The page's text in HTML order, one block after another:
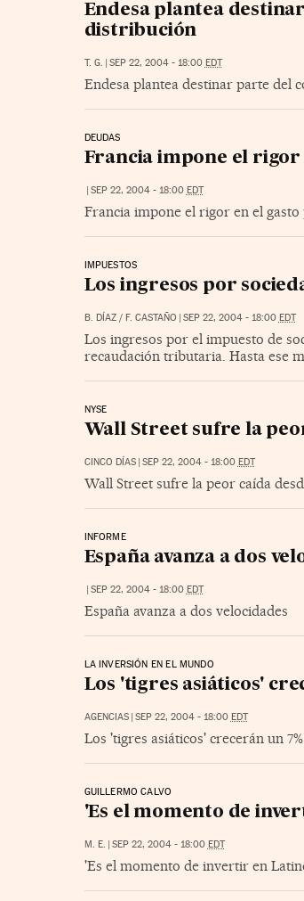
Endesa plantea
distribución
T. G. | SEP 22, 2004 - 18:00 EDT
Endesa plantea destinar parte del
DEUDAS
Francia impone el
| SEP 22, 2004 - 18:00 EDT
Francia impone el rigor en el
IMPUESTOS
Los ingresos por
B. DÍAZ / F. CASTAÑO | SEP 22, 2004 - 18:00 EDT
Los ingresos por el impuesto de
recaudación tributaria. Hasta ese
NYSE
Wall Street sufre la
CINCO DÍAS | SEP 22, 2004 - 18:00 EDT
Wall Street sufre la peor caída
INFORME
España avanza a dos
| SEP 22, 2004 - 18:00 EDT
España avanza a dos velocidades
LA INVERSIÓN EN EL MUNDO
Los 'tigres asiáticos'
AGENCIAS | SEP 22, 2004 - 18:00 EDT
Los 'tigres asiáticos' crecerán un
GUILLERMO CALVO
'Es el momento de
M. E. | SEP 22, 2004 - 18:00 EDT
'Es el momento de invertir en